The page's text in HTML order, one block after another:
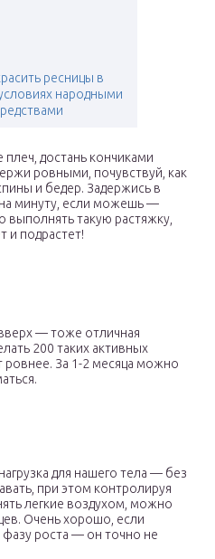
ресницы в
народными
достань кончиками
ровными, почувствуй, как
и бедер. Задержись в
минуту, если можешь —
выполнять такую растяжку,
и подрастет!
— тоже отличная
200 таких активных
ровнее. За 1-2 месяца можно
для нашего тела — без
при этом контролируя
легкие воздухом, можно
Очень хорошо, если
роста — он точно не